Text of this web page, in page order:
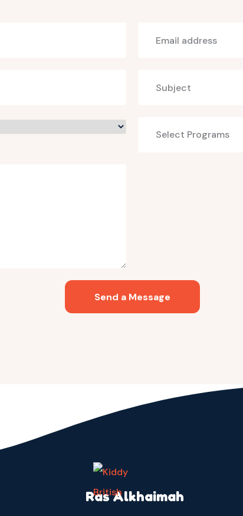
Select Programs
Send a Message
Ras Alkhaimah